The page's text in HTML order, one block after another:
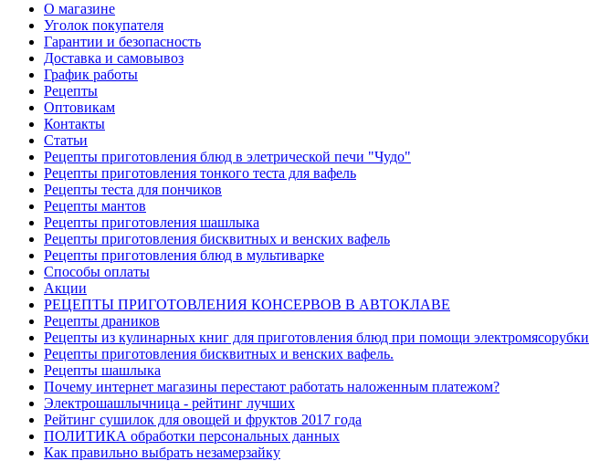
О магазине
Уголок покупателя
Гарантии и безопасность
Доставка и самовывоз
График работы
Рецепты
Оптовикам
Контакты
Статьи
Рецепты приготовления блюд в элетрической печи "Чудо"
Рецепты приготовления тонкого теста для вафель
Рецепты теста для пончиков
Рецепты мантов
Рецепты приготовления шашлыка
Рецепты приготовления бисквитных и венских вафель
Рецепты приготовления блюд в мультиварке
Способы оплаты
Акции
РЕЦЕПТЫ ПРИГОТОВЛЕНИЯ КОНСЕРВОВ В АВТОКЛАВЕ
Рецепты драников
Рецепты из кулинарных книг для приготовления блюд при помощи электромясорубки
Рецепты приготовления бисквитных и венских вафель.
Рецепты шашлыка
Почему интернет магазины перестают работать наложенным платежом?
Электрошашлычница - рейтинг лучших
Рейтинг сушилок для овощей и фруктов 2017 года
ПОЛИТИКА обработки персональных данных
Как правильно выбрать незамерзайку